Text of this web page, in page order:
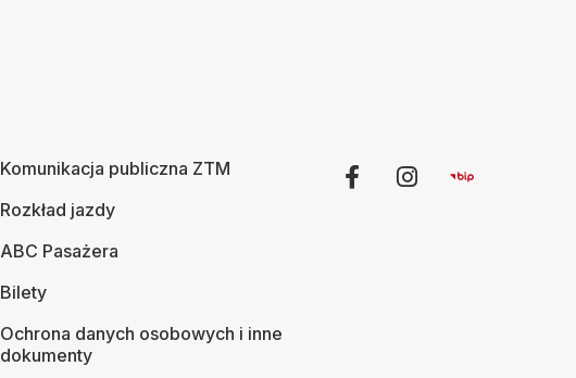
Komunikacja publiczna ZTM
Rozkład jazdy
ABC Pasażera
Bilety
Ochrona danych osobowych i inne
dokumenty